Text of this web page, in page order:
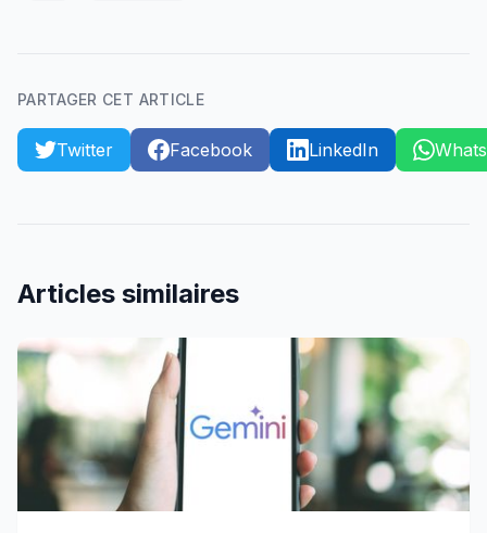
PARTAGER CET ARTICLE
Twitter Facebook LinkedIn
Articles similaires